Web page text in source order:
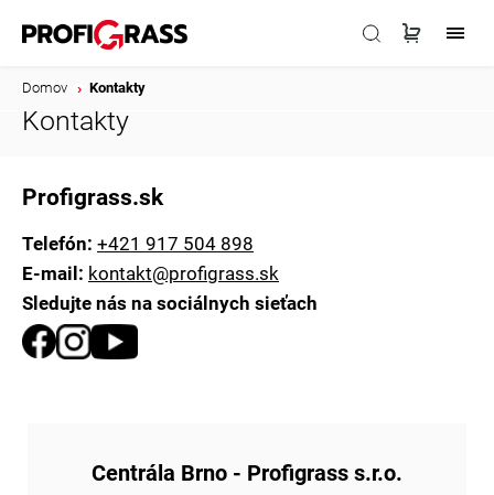
Domov Kontakty
Kontakty
Profigrass.sk
Telefón: +421 917 504 898
E-mail: kontakt@profigrass.sk
Sledujte nás na sociálnych sieťach
Centrála Brno - Profigrass s.r.o.